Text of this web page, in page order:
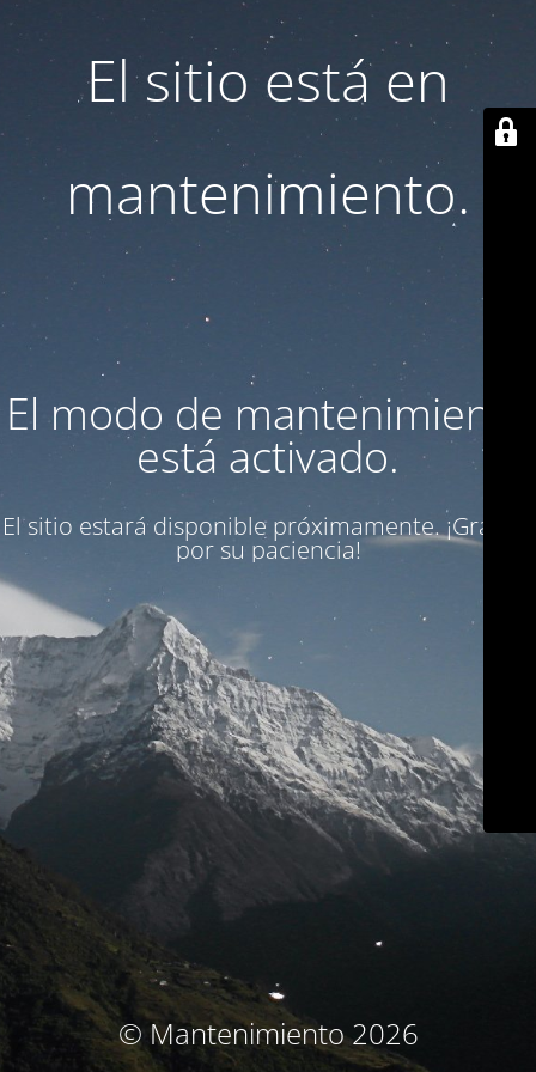
El sitio está en
mantenimiento.
El modo de mantenimiento
está activado.
El sitio estará disponible próximamente. ¡Gracias
por su paciencia!
© Mantenimiento 2026